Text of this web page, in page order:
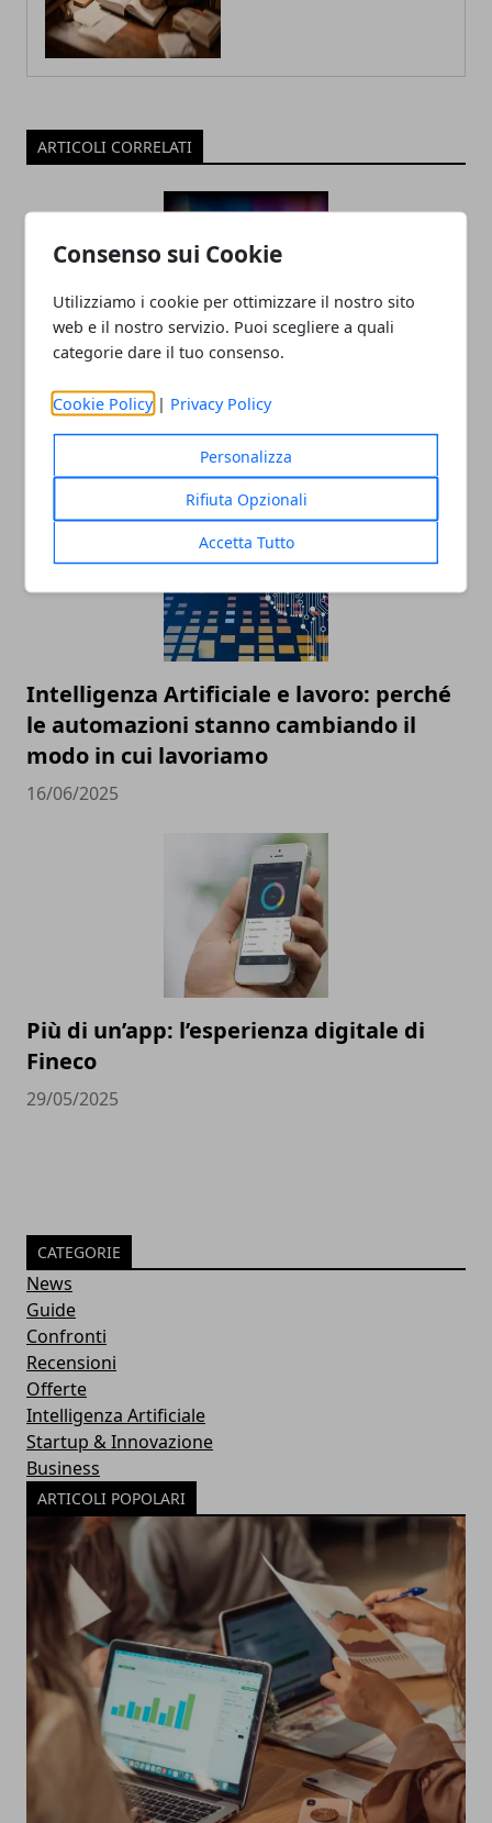
Consenso sui Cookie
Utilizziamo i cookie per ottimizzare il nostro sito
web e il nostro servizio. Puoi scegliere a quali
categorie dare il tuo consenso.
Cookie Policy | Privacy Policy
Personalizza
Rifiuta Opzionali
Accetta Tutto
ARTICOLI CORRELATI
Tecnologia e innovazione sociale: un
rapporto in crescita
Intelligenza Artificiale e lavoro: perché
le automazioni stanno cambiando il
modo in cui lavoriamo
16/06/2025
Più di un’app: l’esperienza digitale di
Fineco
29/05/2025
CATEGORIE
News
Guide
Confronti
Recensioni
Offerte
Intelligenza Artificiale
Startup & Innovazione
Business
ARTICOLI POPOLARI